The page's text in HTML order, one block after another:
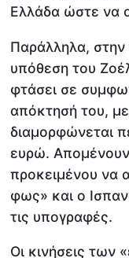
Ελλάδα ώστε να
Παράλληλα, στην
υπόθεση του
φτάσει σε
απόκτησή του,
διαμορφώνεται
ευρώ. Απομένουν
προκειμένου να
φως» και ο
τις υπογραφές.
Οι κινήσεις των